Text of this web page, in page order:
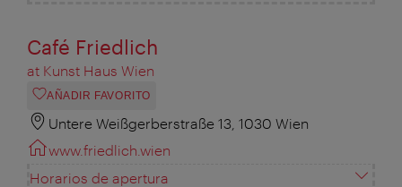
Café Friedlich
at Kunst Haus Wien
AÑADIR FAVORITO
Untere Weißgerberstraße 13, 1030 Wien
www.friedlich.wien
Horarios de apertura